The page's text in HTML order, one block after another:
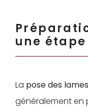
une
La pose des
généralement en